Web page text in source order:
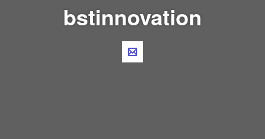
bstinnovation